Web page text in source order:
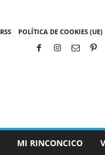
RSS POLÍTICA DE COOKIES (UE)
MI RINCONCICO